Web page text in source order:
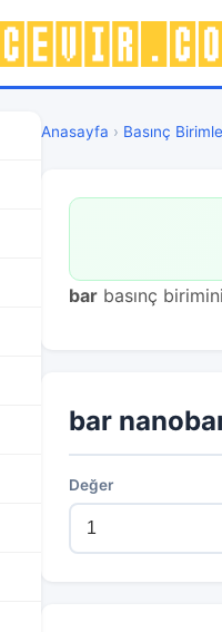
Anasayfa › Basınç
bar basınç
bar
Değer